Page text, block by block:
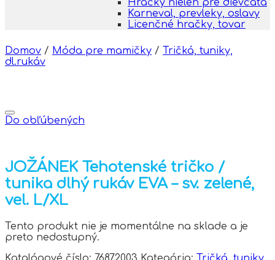
Hračky nielen pre dievčatá
Karneval, prevleky, oslavy
Licenčné hračky, tovar
Domov / Móda pre mamičky / Tričká, tuniky,
dl.rukáv
Do obľúbených
JOŽÁNEK Tehotenské tričko /
tunika dlhý rukáv EVA – sv. zelené,
vel. L/XL
Tento produkt nie je momentálne na sklade a je
preto nedostupný.